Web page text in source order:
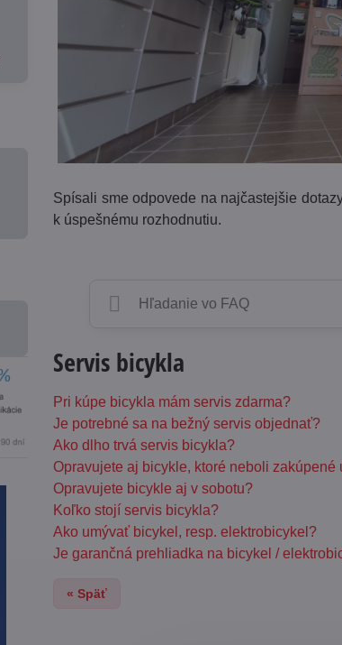
Spísali sme odpovede na najčastejšie
k úspešnému rozhodnutiu.
Servis bicykla
Pri kúpe bicykla mám servis zdarma?
Je potrebné sa na bežný servis objednať?
Ako dlho trvá servis bicykla?
Opravujete aj bicykle, ktoré neboli zakúpené
Opravujete bicykle aj v sobotu?
Koľko stojí servis bicykla?
Ako umývať bicykel, resp. elektrobicykel?
Je garančná prehliadka na bicykel /
« Späť